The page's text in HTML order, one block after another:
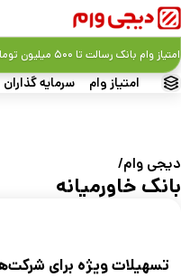
امتیاز وام سرمایه گذاران
امتیاز وام بانک رسالت تا ۵۰۰ میلیون تومان
دیجی‌ وام
بانک خاورمیانه
تسهیلات ویژه برای